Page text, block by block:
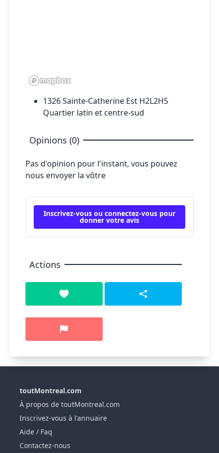
1326 Sainte-Catherine Est H2L2H5
Quartier latin et centre-sud
Opinions (0)
Pas d'opinion pour l'instant, vous pouvez
nous envoyer la vôtre
Inscrivez-vous ou connectez-vous pour
donner votre avis
Actions
toutMontreal.com
À propos de toutMontreal.com
Inscrivez-vous à l'annuaire
Aide / Faq
Contactez-nous